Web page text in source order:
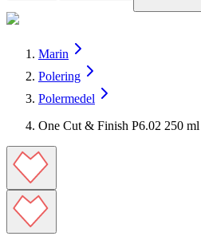
Marin
Polering
Polermedel
One Cut & Finish P6.02 250 ml